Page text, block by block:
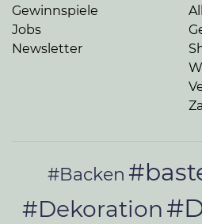
Gewinnspiele
Jobs
Newsletter
#Backen
#Dekoration